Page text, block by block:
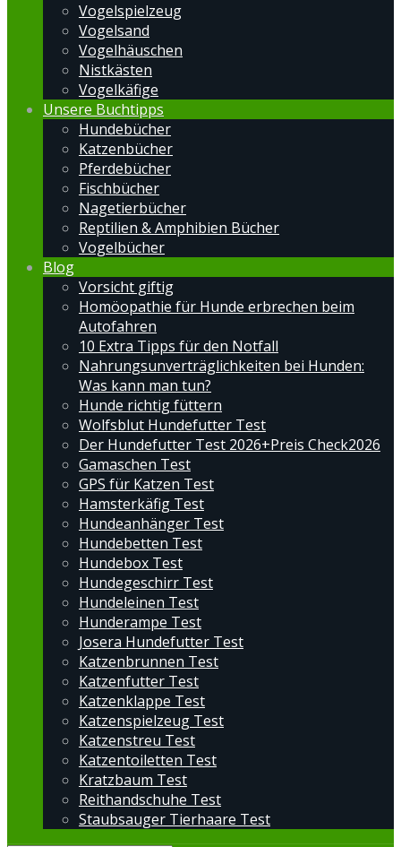
Vogelspielzeug
Vogelsand
Vogelhäuschen
Nistkästen
Vogelkäfige
Unsere Buchtipps
Hundebücher
Katzenbücher
Pferdebücher
Fischbücher
Nagetierbücher
Reptilien & Amphibien Bücher
Vogelbücher
Blog
Vorsicht giftig
Homöopathie für Hunde erbrechen beim
Autofahren
10 Extra Tipps für den Notfall
Nahrungsunverträglichkeiten bei Hunden:
Was kann man tun?
Hunde richtig füttern
Wolfsblut Hundefutter Test
Der Hundefutter Test 2026+Preis Check2026
Gamaschen Test
GPS für Katzen Test
Hamsterkäfig Test
Hundeanhänger Test
Hundebetten Test
Hundebox Test
Hundegeschirr Test
Hundeleinen Test
Hunderampe Test
Josera Hundefutter Test
Katzenbrunnen Test
Katzenfutter Test
Katzenklappe Test
Katzenspielzeug Test
Katzenstreu Test
Katzentoiletten Test
Kratzbaum Test
Reithandschuhe Test
Staubsauger Tierhaare Test